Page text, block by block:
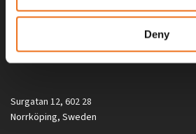
Deny
Alla priser på tillbehör och tillval gäller vid
gäller inte vid köp av enskild produkt, till
Surgatan 12, 602 28
Norrköping, Sweden